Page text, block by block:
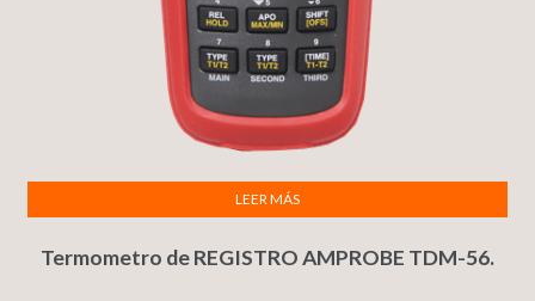
Termometro de REGISTRO AMPROBE TDM-56.
LEER MÁS